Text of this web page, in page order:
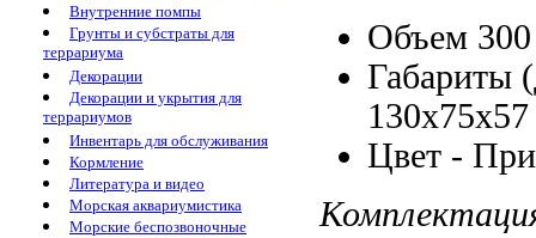
Внутренние помпы
Грунты и субстраты для
террариума
Декорации
Декорации и укрытия для
террариумов
Инвентарь для обслуживания
Кормление
Литература и видео
Морская аквариумистика
Морские беспозвоночные
Объем
Цвет -